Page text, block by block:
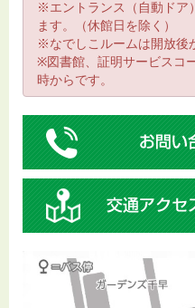
※エントランス（自動ドア
ます。（休館日を除く）
※なでしこルームは開放後
※図書館、証明サービスコ
時からです。